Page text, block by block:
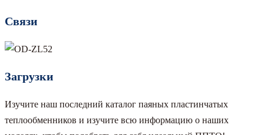
Связи
Загрузки
Изучите наш последний каталог паяных пластинчатых
теплообменников и изучите всю информацию о наших